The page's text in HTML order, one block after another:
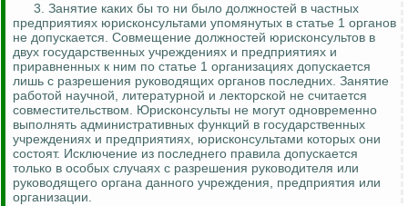
3. Занятие каких бы то ни было должностей в частных
предприятиях юрисконсультами упомянутых в статье 1 органов
не допускается. Совмещение должностей юрисконсультов в
двух государственных учреждениях и предприятиях и
приравненных к ним по статье 1 организациях допускается
лишь с разрешения руководящих органов последних. Занятие
работой научной, литературной и лекторской не считается
совместительством. Юрисконсульты не могут одновременно
выполнять административных функций в государственных
учреждениях и предприятиях, юрисконсультами которых они
состоят. Исключение из последнего правила допускается
только в особых случаях с разрешения руководителя или
руководящего органа данного учреждения, предприятия или
организации.